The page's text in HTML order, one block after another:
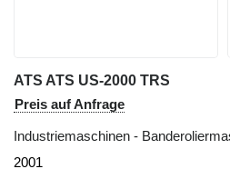
ATS ATS US-2000 TRS
Preis auf Anfrage
Industriemaschinen -
2001